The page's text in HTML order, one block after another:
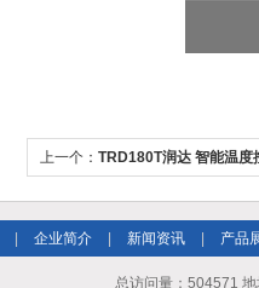
上一个： TRD180T润达 智能温度
企业简介 新闻资讯 产品
总访问量：504571